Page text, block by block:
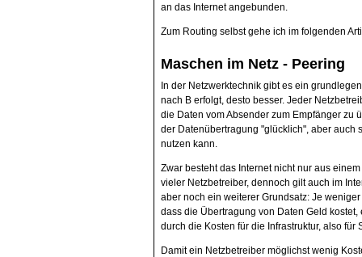
an das Internet angebunden.
Zum Routing selbst gehe ich im folgenden
Maschen im Netz - Peering
In der Netzwerktechnik gibt es ein
nach B erfolgt, desto besser. Jeder
die Daten vom Absender zum Empfänger zu
der Datenübertragung "glücklich", aber auch
nutzen kann.
Zwar besteht das Internet nicht nur aus
vieler Netzbetreiber, dennoch gilt auch im
aber noch ein weiterer Grundsatz: Je
dass die Übertragung von Daten Geld
durch die Kosten für die Infrastruktur, also für
Damit ein Netzbetreiber möglichst wenig